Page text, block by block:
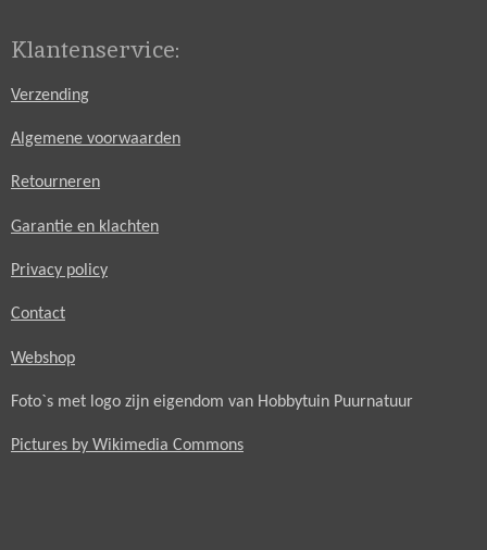
Klantenservice:
Verzending
Algemene voorwaarden
Retourneren
Garantie en klachten
Privacy policy
Contact
Webshop
Foto`s met logo zijn eigendom van Hobbytuin Puurnatuur
Pictures by Wikimedia Commons